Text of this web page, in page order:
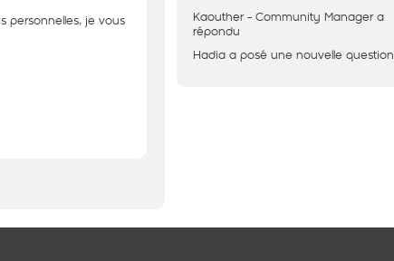
personnelles, je vous
Kaouther - Community Manager a
répondu
Hadia a posé une nouvelle question